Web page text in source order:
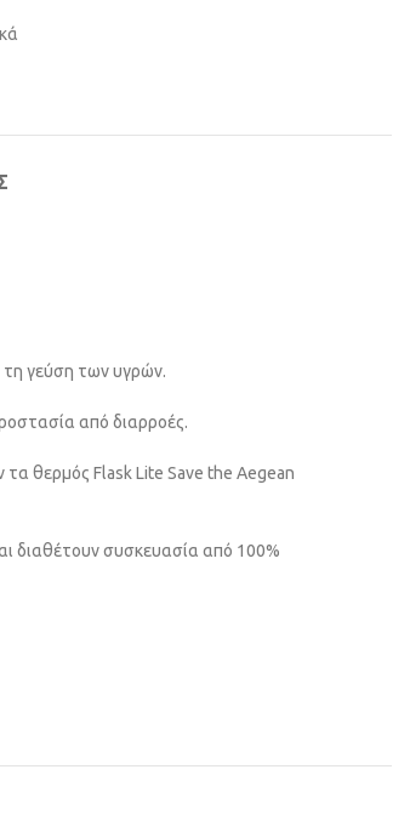
τη γεύση των υγρών.
από διαρροές.
τα θερμός Flask Lite Save the Aegean
διαθέτουν συσκευασία από 100%